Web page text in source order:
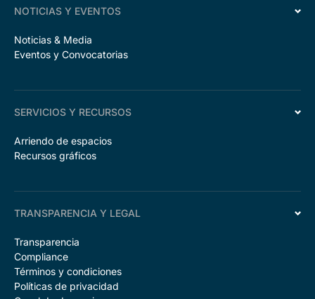
NOTICIAS Y EVENTOS
Noticias & Media
Eventos y Convocatorias
SERVICIOS Y RECURSOS
Arriendo de espacios
Recursos gráficos
TRANSPARENCIA Y LEGAL
Transparencia
Compliance
Términos y condiciones
Políticas de privacidad